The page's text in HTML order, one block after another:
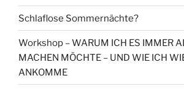
Schlaflose Sommernächte?
Workshop – WARUM ICH ES IMMER
MACHEN MÖCHTE – UND WIE ICH
ANKOMME